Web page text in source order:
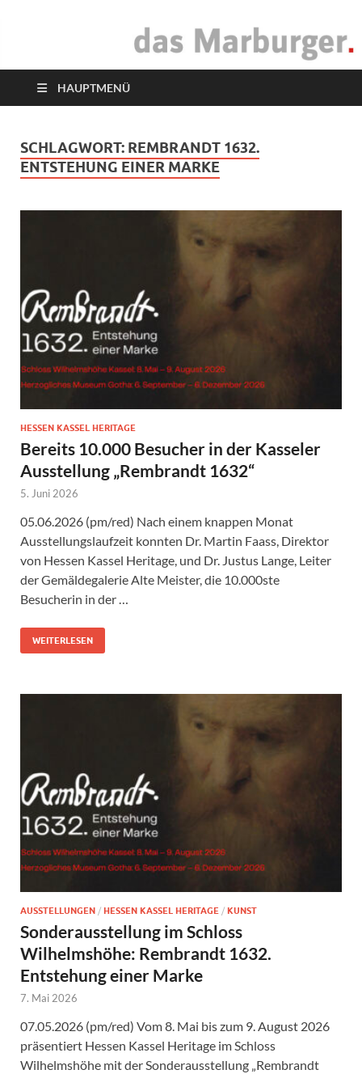
das Marburger.
HAUPTMENÜ
SCHLAGWORT: REMBRANDT 1632.
ENTSTEHUNG EINER MARKE
HESSEN KASSEL HERITAGE
Bereits 10.000 Besucher in der Kasseler
Ausstellung „Rembrandt 1632“
5. Juni 2026
05.06.2026 (pm/red) Nach einem knappen Monat
Ausstellungslaufzeit konnten Dr. Martin Faass, Direktor
von Hessen Kassel Heritage, und Dr. Justus Lange, Leiter
der Gemäldegalerie Alte Meister, die 10.000ste
Besucherin in der …
WEITERLESEN
AUSSTELLUNGEN / HESSEN KASSEL HERITAGE / KUNST
Sonderausstellung im Schloss
Wilhelmshöhe: Rembrandt 1632.
Entstehung einer Marke
7. Mai 2026
07.05.2026 (pm/red) Vom 8. Mai bis zum 9. August 2026
präsentiert Hessen Kassel Heritage im Schloss
Wilhelmshöhe mit der Sonderausstellung „Rembrandt